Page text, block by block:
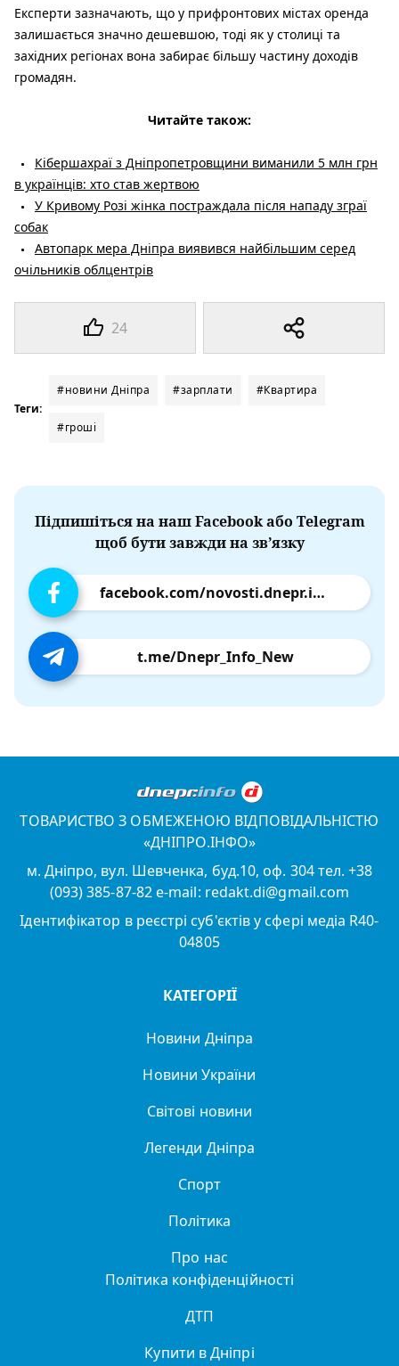
24
Експерти зазначають, що у прифронтових містах оренда
залишається значно дешевшою, тоді як у столиці та
західних регіонах вона забирає більшу частину доходів
громадян.
Читайте також:
Кібершахраї з Дніпропетровщини виманили 5 млн грн
в українців: хто став жертвою
У Кривому Розі жінка постраждала після нападу зграї
собак
Автопарк мера Дніпра виявився найбільшим серед
очільників облцентрів
Теги:
#новини Дніпра #зарплати #Квартира
#гроші
Підпишіться на наш Facebook або Telegram
щоб бути завжди на зв’язку
facebook.com/novosti.dnepr.info
t.me/Dnepr_Info_New
ТОВАРИСТВО З ОБМЕЖЕНОЮ ВІДПОВІДАЛЬНІСТЮ
«ДНІПРО.ІНФО»
м. Дніпро, вул. Шевченка, буд.10, оф. 304 тел. +38
(093) 385-87-82 e-mail: redakt.di@gmail.com
Ідентифікатор в реєстрі суб'єктів у сфері медіа R40-
04805
КАТЕГОРІЇ
Новини Дніпра
Новини України
Світові новини
Легенди Дніпра
Спорт
Політика
Про нас
Політика конфіденційності
ДТП
Купити в Дніпрі